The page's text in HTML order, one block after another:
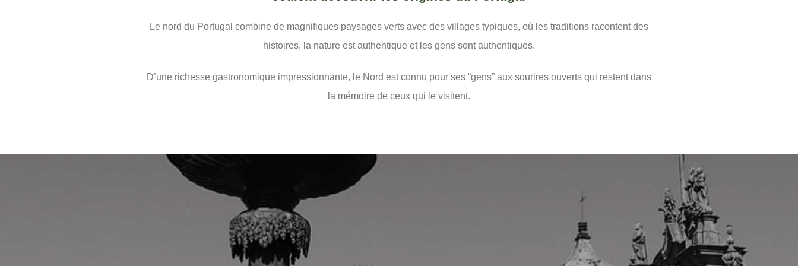
Le nord du Portugal combine de magnifiques paysages verts avec des villages typiques, où les traditions racontent des
histoires, la nature est authentique et les gens sont authentiques.
D’une richesse gastronomique impressionnante, le Nord est connu pour ses “gens” aux sourires ouverts qui restent dans
la mémoire de ceux qui le visitent.